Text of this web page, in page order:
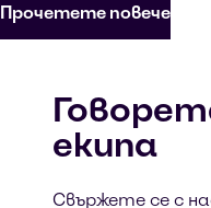
Прочетете повече
екипа
Свържете се с